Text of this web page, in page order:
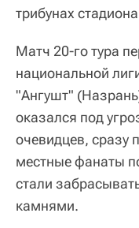
трибунах
Матч 20-го тура
национальной
"Ангушт"
оказался под
очевидцев, сразу
местные фанаты
стали
камнями.